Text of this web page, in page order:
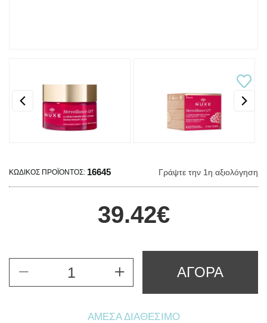
ΚΩΔΙΚΌΣ ΠΡΟΪΌΝΤΟΣ: 16645 Γράψτε την 1η αξιολόγηση
39.42€
ΑΓΟΡΑ
ΆΜΕΣΑ ΔΙΑΘΈΣΙΜΟ